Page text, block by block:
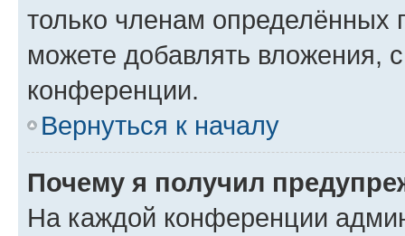
только членам определённых
можете добавлять вложения,
конференции.
Вернуться к началу
Почему я получил
На каждой конференции